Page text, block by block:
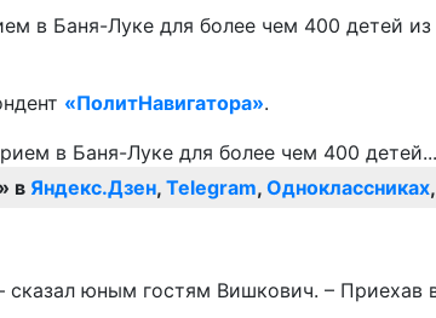
в Баня-Луке для более чем 400 детей
«ПолитНавигатора».
в Яндекс.Дзен, Telegram, Одноклассниках,
юным гостям Вишкович. –